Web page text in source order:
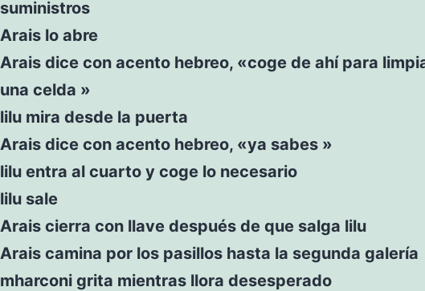
suministros
Arais lo abre
Arais dice con acento hebreo, «coge de ahí para
una celda »
lilu mira desde la puerta
Arais dice con acento hebreo, «ya sabes »
lilu entra al cuarto y coge lo necesario
lilu sale
Arais cierra con llave después de que salga lilu
Arais camina por los pasillos hasta la segunda galería
mharconi grita mientras llora desesperado